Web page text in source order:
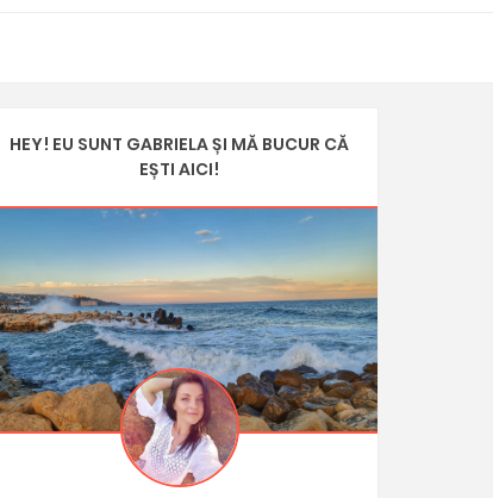
HEY! EU SUNT GABRIELA ȘI MĂ BUCUR CĂ
EȘTI AICI!